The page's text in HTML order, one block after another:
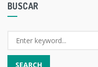
BUSCAR